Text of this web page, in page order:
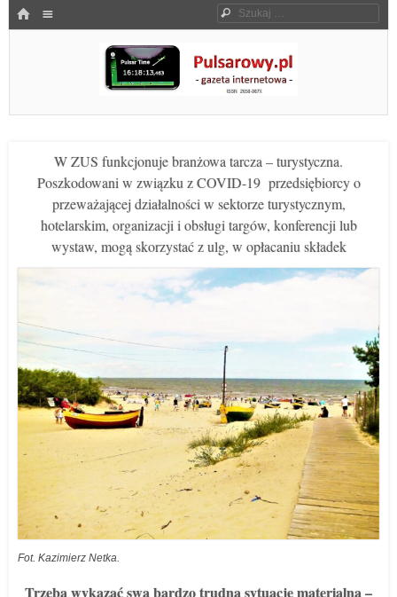
HOME Szukaj
Pulsarowy.pl
W ZUS funkcjonuje branżowa tarcza – turystyczna.
Poszkodowani w związku z COVID-19 przedsiębiorcy o
przeważającej działalności w sektorze turystycznym,
hotelarskim, organizacji i obsługi targów, konferencji lub
wystaw, mogą skorzystać z ulg, w opłacaniu składek
Fot. Kazimierz Netka.
Trzeba wykazać swą bardzo trudną sytuację materialną –